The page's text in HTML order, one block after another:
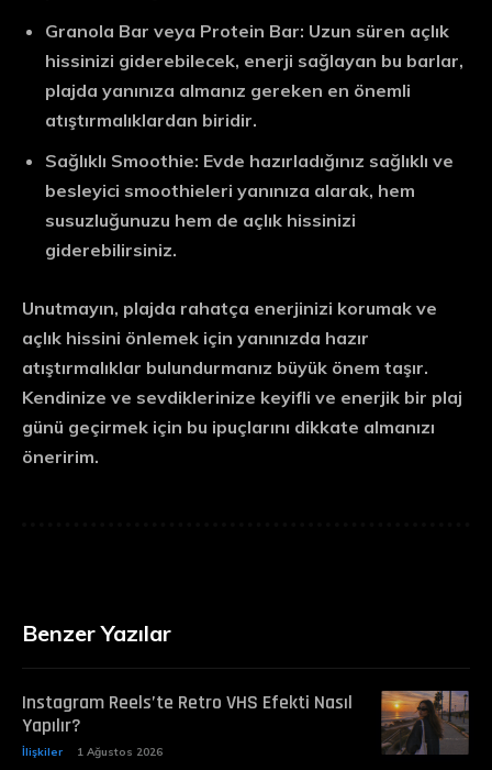
Granola Bar veya Protein Bar: Uzun süren açlık
hissinizi giderebilecek, enerji sağlayan bu barlar,
plajda yanınıza almanız gereken en önemli
atıştırmalıklardan biridir.
Sağlıklı Smoothie: Evde hazırladığınız sağlıklı ve
besleyici smoothieleri yanınıza alarak, hem
susuzluğunuzu hem de açlık hissinizi
giderebilirsiniz.
Unutmayın, plajda rahatça enerjinizi korumak ve
açlık hissini önlemek için yanınızda hazır
atıştırmalıklar bulundurmanız büyük önem taşır.
Kendinize ve sevdiklerinize keyifli ve enerjik bir plaj
günü geçirmek için bu ipuçlarını dikkate almanızı
öneririm.
Benzer Yazılar
Instagram Reels’te Retro VHS Efekti Nasıl
Yapılır?
İlişkiler 1 Ağustos 2026